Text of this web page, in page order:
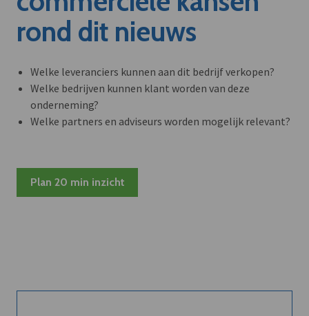
rond dit nieuws
Welke leveranciers kunnen aan dit bedrijf verkopen?
Welke bedrijven kunnen klant worden van deze
onderneming?
Welke partners en adviseurs worden mogelijk relevant?
Plan 20 min inzicht